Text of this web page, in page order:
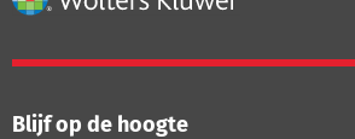
Blijf op de hoogte